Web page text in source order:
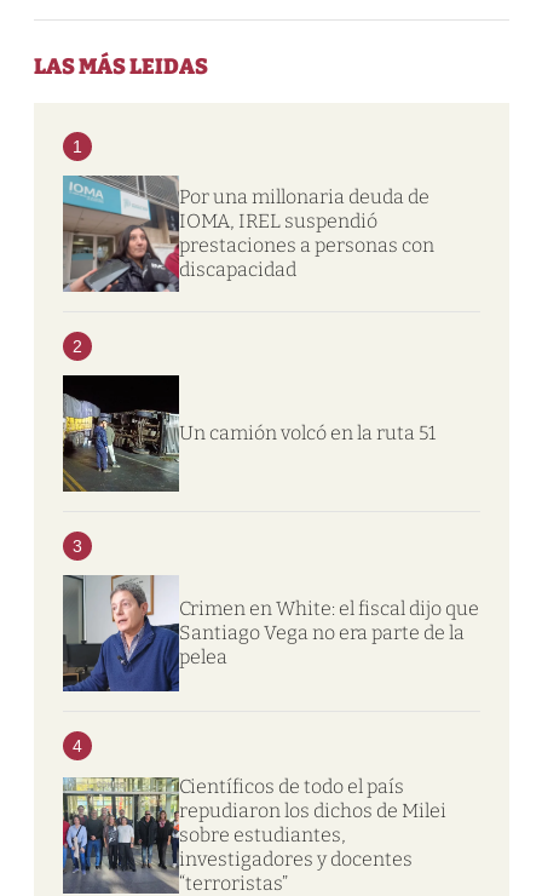
LAS MÁS LEIDAS
1
Por una millonaria deuda de
IOMA, IREL suspendió
prestaciones a personas con
discapacidad
2
Un camión volcó en la ruta 51
3
Crimen en White: el fiscal dijo que
Santiago Vega no era parte de la
pelea
4
Científicos de todo el país
repudiaron los dichos de Milei
sobre estudiantes,
investigadores y docentes
“terroristas”